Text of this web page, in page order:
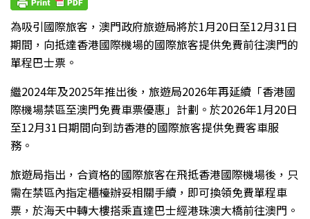
為吸引國際旅客，澳門政府旅遊局將於1月20日至12月31日
期間，向抵達香港國際機場的國際旅客提供免費前往澳門的
單程巴士票。
繼2024年及2025年推出後，旅遊局2026年再延續「香港國
際機場禁區至澳門免費車票優惠」計劃。於2026年1月20日
至12月31日期間向到訪香港的國際旅客提供免費客車服
務。
旅遊局指出，合資格的國際旅客在飛抵香港國際機場後，只
需在禁區內指定櫃檯辦妥相關手續，即可換領免費單程車
票，於海天中轉大樓搭乘直達巴士經港珠澳大橋前往澳門。